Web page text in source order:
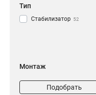
Тип
Стабилизатор 52
Монтаж
Настенный 11
Подобрать